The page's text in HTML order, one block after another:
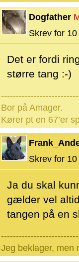
Dogfather
Skrev for
Det er fordi
større tang :-)
Bor på Amager.
Kører pt en 67’er
Skrev for
Ja du skal
gælder vel
tangen på en
Jeg beklager, men